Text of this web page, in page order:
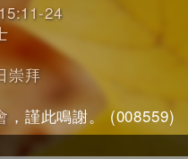
24
崇拜
，謹此鳴謝。 (008559)